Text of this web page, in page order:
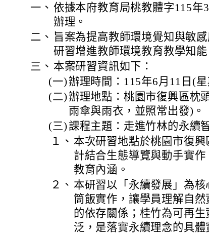
一、 依據本府教育局桃教體字115年
辦理。
二、 旨案為提高教師環境覺知與敏
研習增進教師環境教育教學知能
三、 本案研習資訊如下：
(一)辦理時間：115年6月11日(
(二)辦理地點：桃園市復興區枕
雨傘與雨衣，並照常出發)。
(三)課程主題：走進竹林的永續
１、 本次研習地點於桃園市復
計結合生態導覽與動手實
教育內涵。
２、 本研習以「永續發展」為
筒飯實作，讓學員理解自
的依存關係；桂竹為可再
泛，是落實永續理念的具體